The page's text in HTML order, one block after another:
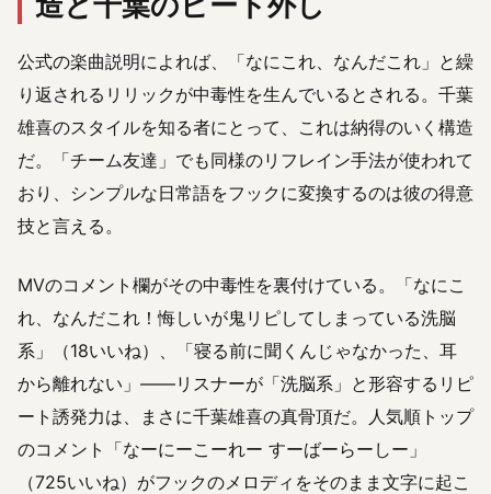
公式の楽曲説明によれば、「なにこれ、なんだこれ」と繰
り返されるリリックが中毒性を生んでいるとされる。千葉
雄喜のスタイルを知る者にとって、これは納得のいく構造
だ。「チーム友達」でも同様のリフレイン手法が使われて
おり、シンプルな日常語をフックに変換するのは彼の得意
技と言える。
MVのコメント欄がその中毒性を裏付けている。「なにこ
れ、なんだこれ！悔しいが鬼リピしてしまっている洗脳
系」（18いいね）、「寝る前に聞くんじゃなかった、耳
から離れない」——リスナーが「洗脳系」と形容するリピ
ート誘発力は、まさに千葉雄喜の真骨頂だ。人気順トップ
のコメント「なーにーこーれー すーばーらーしー」
（725いいね）がフックのメロディをそのまま文字に起こ